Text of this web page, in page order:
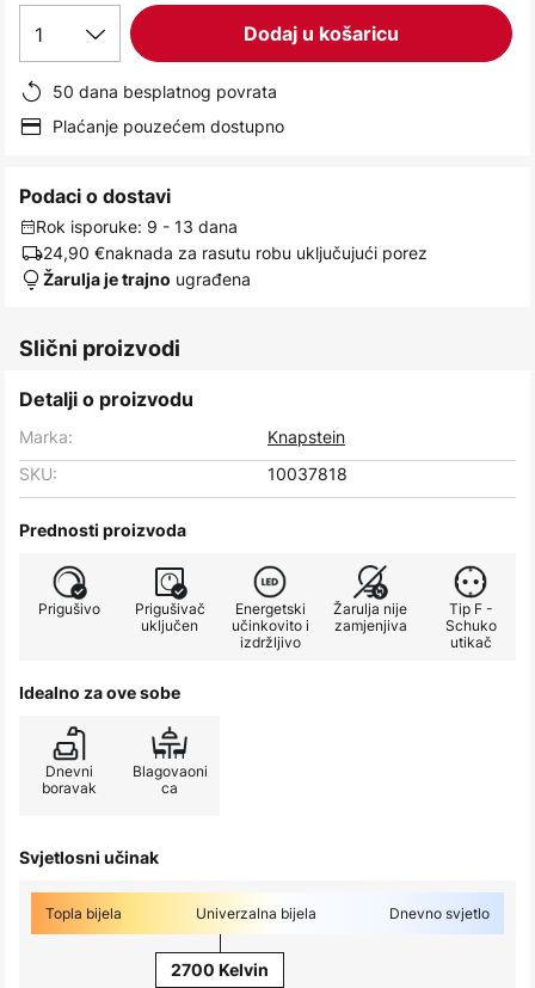
1 Dodaj u košaricu
50 dana besplatnog povrata
Plaćanje pouzećem dostupno
Podaci o dostavi
Rok isporuke: 9 - 13 dana
24,90 €naknada za rasutu robu uključujući porez
Žarulja je trajno ugrađena
Slični proizvodi
Detalji o proizvodu
Marka:
Knapstein
SKU:
10037818
Prednosti proizvoda
Prigušivo
Prigušivač
uključen
Energetski
učinkovito i
izdržljivo
Žarulja nije
zamjenjiva
Tip F -
Schuko
utikač
Idealno za ove sobe
Dnevni
boravak
Blagovaoni
ca
Svjetlosni učinak
Topla bijela Univerzalna bijela Dnevno svjetlo
2700 Kelvin